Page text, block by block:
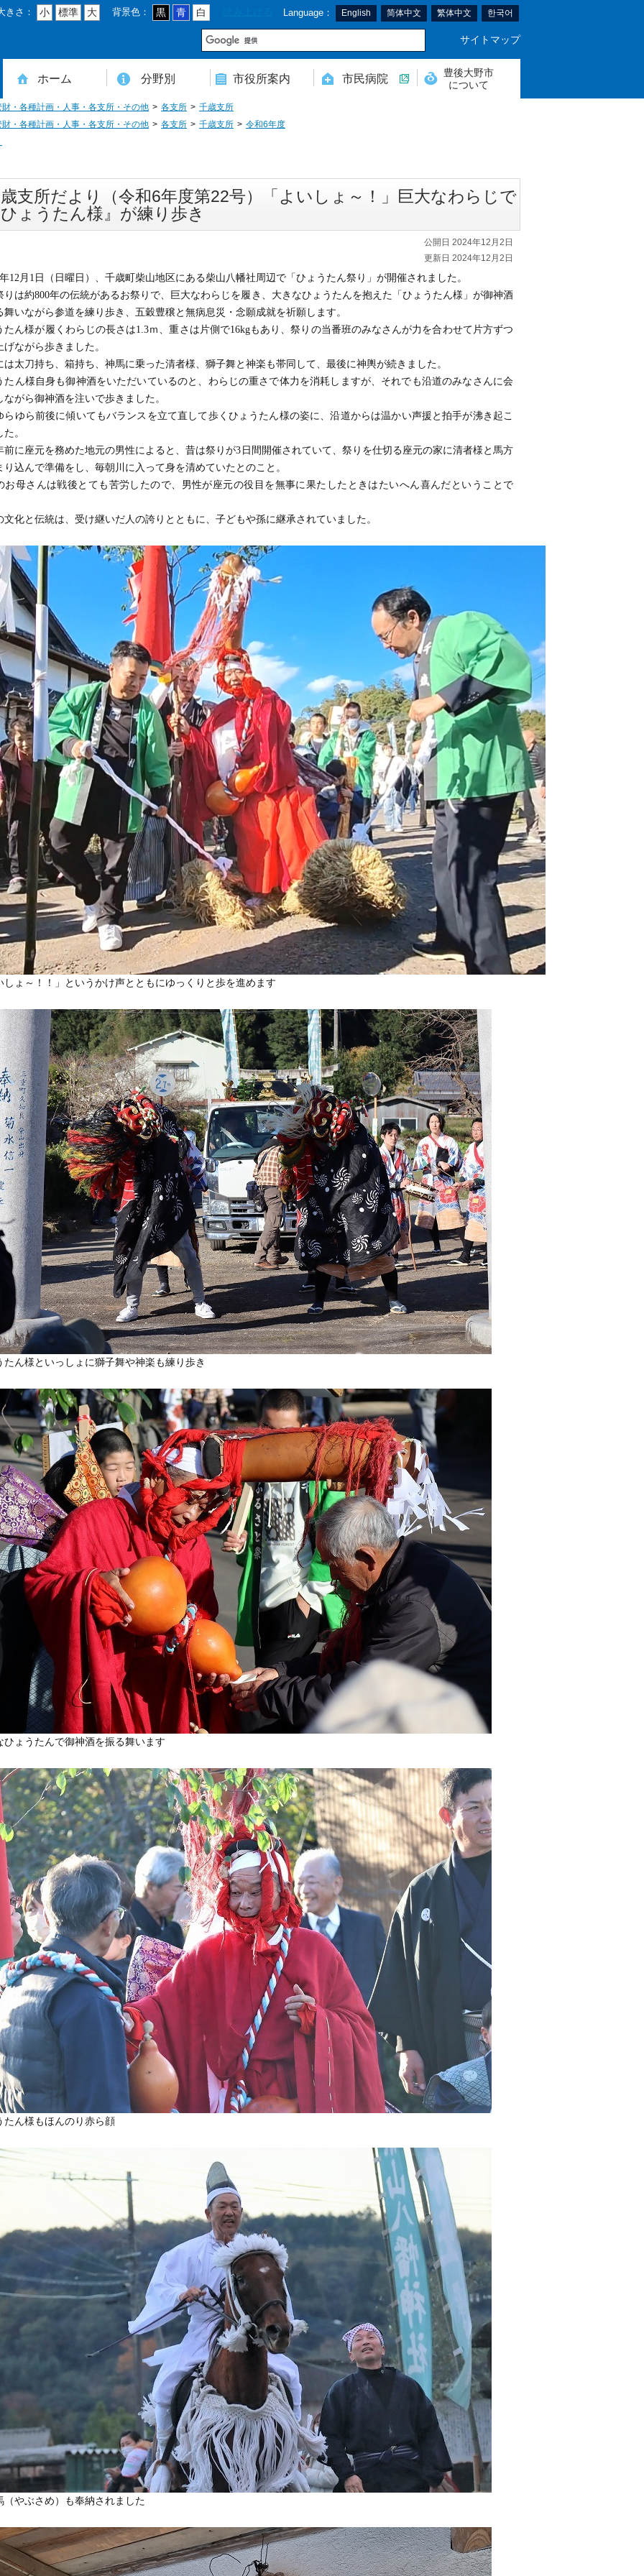
きさ： 小 標準 大 背景色： 黒 青 白 Language： English 简体中文 繁体中文 한국어
サイトマップ
ホーム 分野別
住民登録・戸籍・印鑑・マイナンバー
税・年金・国民健康保険・後期高齢者医療
教育・文化・スポーツ・人権・男女共同参画
健康・医療・介護・福祉・食育
消防・防災・安全・環境・ごみ・住宅・水道
商工・労働・消費者行政
入札・契約・工事・委託
農業・林業・農業委員会事務局
道路・都市計画・地籍・交通
議会・選管・監査
まちづくり・財政・管財・各種計画・人事・各支所・その他
市役所案内
本庁舎案内図
庁舎案内
行政組織
市民病院
豊後大野市
について
人口・世帯数・高齢者人口
豊後大野市の概要
豊後大野市の歴史
合併経過
市章・市民憲章・市花・市木等
豊後大野市友好交流協定
豊後大野市のすがた
豊後大野市の観光
豊後大野市の各種計画
ようこそ市長室へ
名誉市民
豊後大野市ふるさと大使
・各種計画・人事・各支所・その他 各支所
千歳支所
・各種計画・人事・各支所・その他
各支所 千歳支所
令和6年度
支所だより（令和6年度第22号）「よいしょ～！」巨大なわらじで
ょうたん様』が練り歩き
公開日 2024年12月2日
更新日 2024年12月2日
12月1日（日曜日）、千歳町柴山地区にある柴山八幡社周辺で「ひょうたん祭り」が開催されました。
りは約800年の伝統があるお祭りで、巨大なわらじを履き、大きなひょうたんを抱えた「ひょうたん様」が御神酒
舞いながら参道を練り歩き、五穀豊穣と無病息災・念願成就を祈願します。
たん様が履くわらじの長さは1.3ｍ、重さは片側で16kgもあり、祭りの当番班のみなさんが力を合わせて片方ずつ
げながら歩きました。
は太刀持ち、箱持ち、神馬に乗った清者様、獅子舞と神楽も帯同して、最後に神輿が続きました。
たん様自身も御神酒をいただいているのと、わらじの重さで体力を消耗しますが、それでも沿道のみなさんに会
ながら御神酒を注いで歩きました。
らゆら前後に傾いてもバランスを立て直して歩く ひょうたん様の姿に、沿道からは温かい声援と拍手が沸き起こ
。
前に座元を務めた地元の男性によると、昔は祭りが3日間開催されていて、祭りを仕切る座元の家に清者様と馬方
り込んで準備をし、毎朝川に入って身を清めていたとのこと。
お母さんは戦後とても苦労したので、男性が座元の役目を無事に果たしたときはたいへん喜んだということで
文化と伝統は、受け継いだ人の誇りとともに、子どもや孫に継承されていました。
しょ～！！」というかけ声とともにゆっくりと歩を進めます
たん様といっしょに獅子舞や神楽も練り歩き
ひょうたんで御神酒を振る舞います
たん様もほんのり赤ら顔
（やぶさめ）も奉納されました